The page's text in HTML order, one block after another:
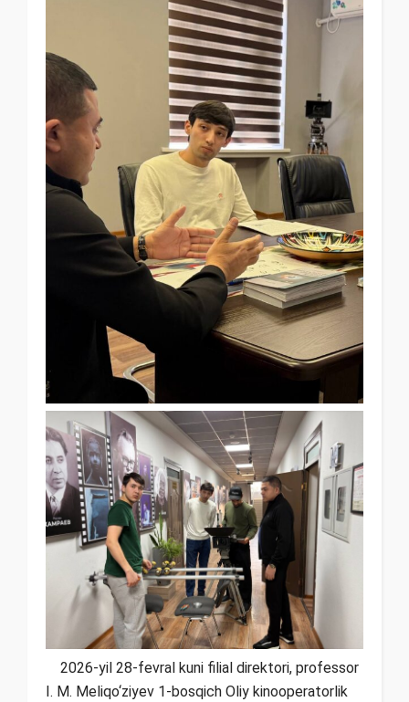
2026-yil 28-fevral kuni filial direktori, professor
I. M. Meliqo‘ziyev 1-bosqich Oliy kinooperatorlik